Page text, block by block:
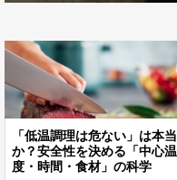
「低温調理は危ない」は本当
か？安全性を決める「中心温
度・時間・食材」の科学